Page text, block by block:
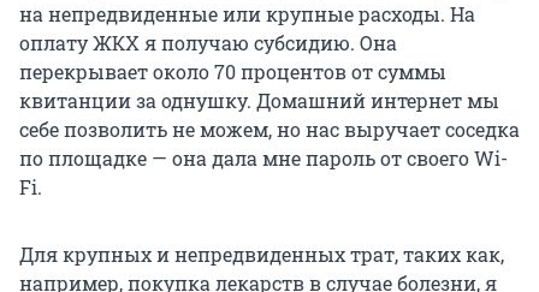
на непредвиденные или крупные расходы. На
оплату ЖКХ я получаю субсидию. Она
перекрывает около 70 процентов от суммы
квитанции за однушку. Домашний интернет мы
себе позволить не можем, но нас выручает соседка
по площадке — она дала мне пароль от своего Wi-
Fi.
Для крупных и непредвиденных трат, таких как,
например, покупка лекарств в случае болезни, я